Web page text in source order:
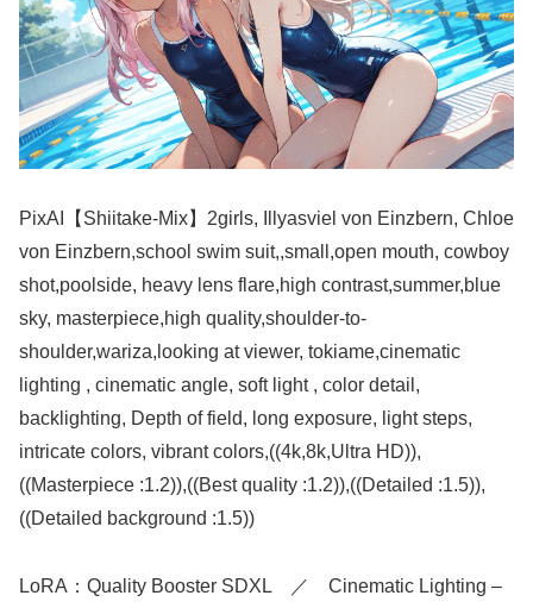
PixAI【Shiitake-Mix】2girls, Illyasviel von Einzbern, Chloe
von Einzbern,school swim suit,,small,open mouth, cowboy
shot,poolside, heavy lens flare,high contrast,summer,blue
sky, masterpiece,high quality,shoulder-to-
shoulder,wariza,looking at viewer, tokiame,cinematic
lighting , cinematic angle, soft light , color detail,
backlighting, Depth of field, long exposure, light steps,
intricate colors, vibrant colors,((4k,8k,Ultra HD)),
((Masterpiece :1.2)),((Best quality :1.2)),((Detailed :1.5)),
((Detailed background :1.5))
LoRA：Quality Booster SDXL ／ Cinematic Lighting –